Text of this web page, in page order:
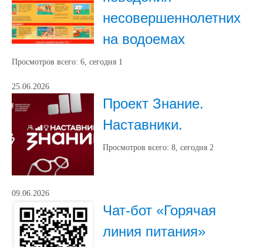
несовершеннолетних
на водоемах
Просмотров всего: 6, сегодня 1
25.06.2026
Проект Знание.
Наставники.
Просмотров всего: 8, сегодня 2
09.06.2026
Чат-бот «Горячая
линия питания»